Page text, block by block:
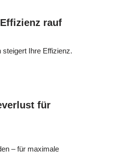
rauf
steigert Ihre Effizienz.
für
– für maximale